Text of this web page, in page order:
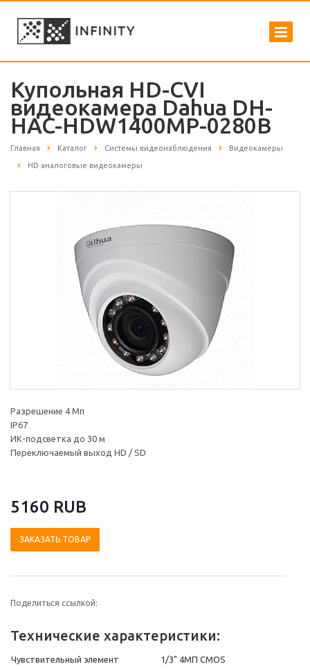
Купольная HD-CVI
видеокамера Dahua DH-
HAC-HDW1400MP-0280B
Главная Каталог Системы видеонаблюдения Видеокамеры
HD аналоговые видеокамеры
Разрешение 4 Мп
IP67
ИК-подсветка до 30 м
Переключаемый выход HD / SD
5160 RUB
ЗАКАЗАТЬ ТОВАР
Поделиться ссылкой:
Технические характеристики:
Чувствительный элемент
1/3" 4МП CMOS